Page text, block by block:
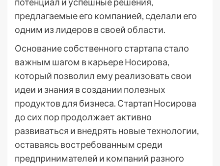
предлагаемые его компанией, сделали его
одним из лидеров в своей области.
Основание собственного стартапа стало
важным шагом в карьере Носирова,
который позволил ему реализовать свои
идеи и знания в создании полезных
продуктов для бизнеса. Стартап Носирова
до сих пор продолжает активно
развиваться и внедрять новые технологии,
оставаясь востребованным среди
предпринимателей и компаний разного